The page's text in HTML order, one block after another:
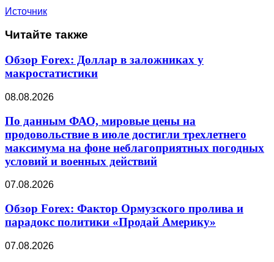
Источник
Читайте также
Обзор Forex: Доллар в заложниках у
макростатистики
08.08.2026
По данным ФАО, мировые цены на
продовольствие в июле достигли трехлетнего
максимума на фоне неблагоприятных погодных
условий и военных действий
07.08.2026
Обзор Forex: Фактор Ормузского пролива и
парадокс политики «Продай Америку»
07.08.2026